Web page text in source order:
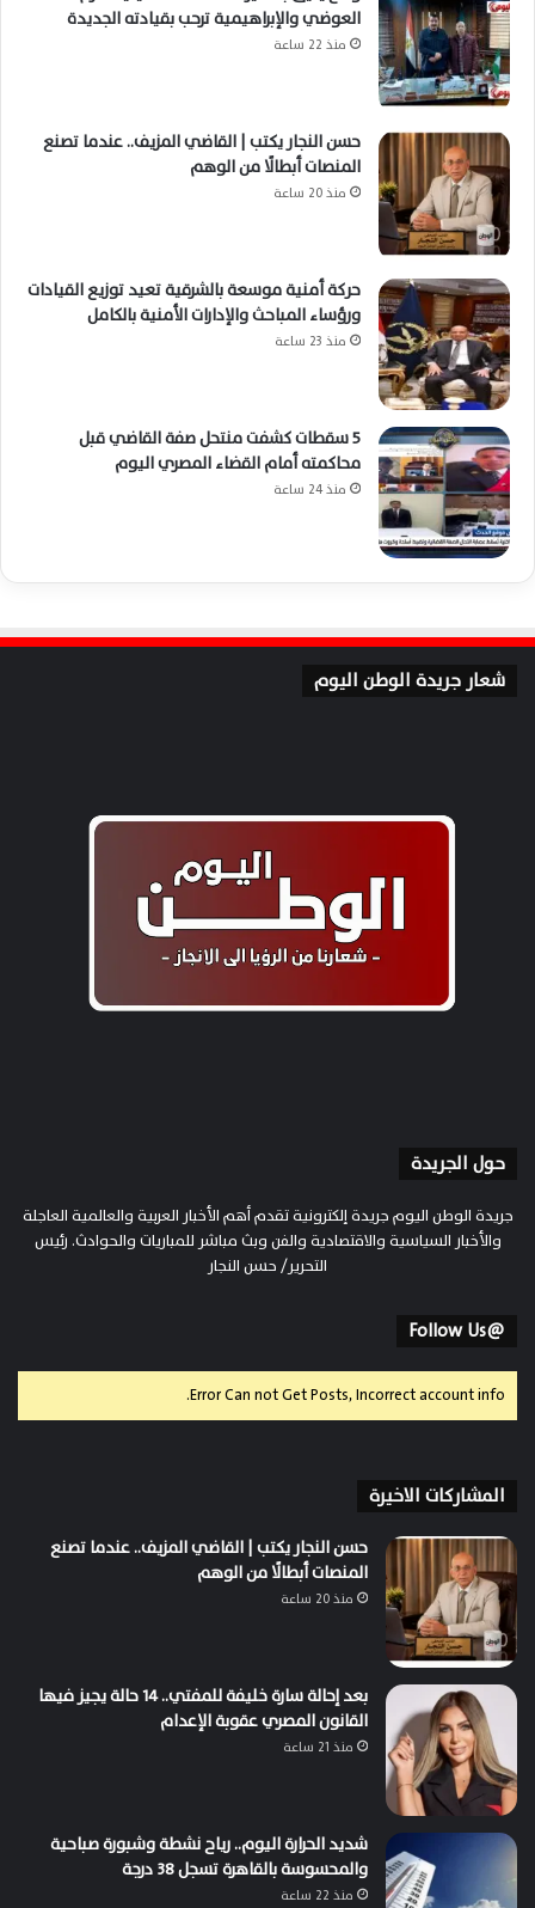
العوضي والإبراهيمية ترحب بقيادته الجديدة
منذ 22 ساعة
حسن النجار يكتب | القاضي المزيف.. عندما تصنع
المنصات أبطالًا من الوهم
منذ 20 ساعة
حركة أمنية موسعة بالشرقية تعيد توزيع القيادات
ورؤساء المباحث والإدارات الأمنية بالكامل
منذ 23 ساعة
5 سقطات كشفت منتحل صفة القاضي قبل
محاكمته أمام القضاء المصري اليوم
منذ 24 ساعة
شعار جريدة الوطن اليوم
حول الجريدة
جريدة الوطن اليوم جريدة إلكترونية تقدم أهم الأخبار العربية والعالمية العاجلة
والأخبار السياسية والاقتصادية والفن وبث مباشر للمباريات والحوادث. رئيس
التحرير/ حسن النجار
@Follow Us
Error Can not Get Posts, Incorrect account info.
المشاركات الاخيرة
حسن النجار يكتب | القاضي المزيف.. عندما تصنع
المنصات أبطالًا من الوهم
منذ 20 ساعة
بعد إحالة سارة خليفة للمفتي.. 14 حالة يجيز فيها
القانون المصري عقوبة الإعدام
منذ 21 ساعة
شديد الحرارة اليوم.. رياح نشطة وشبورة صباحية
والمحسوسة بالقاهرة تسجل 38 درجة
منذ 22 ساعة